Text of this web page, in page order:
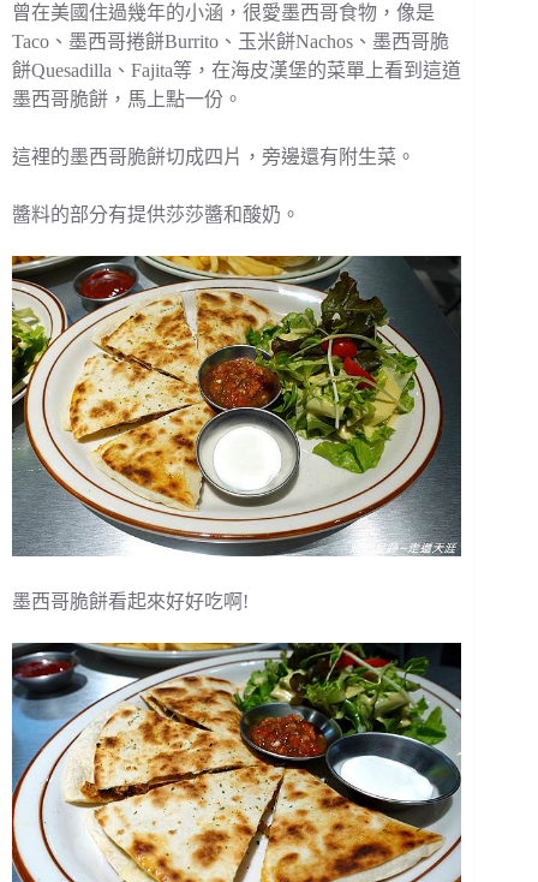
曾在美國住過幾年的小涵，很愛墨西哥食物，像是
Taco、墨西哥捲餅Burrito、玉米餅Nachos、墨西哥脆
餅Quesadilla、Fajita等，在海皮漢堡的菜單上看到這道
墨西哥脆餅，馬上點一份。
這裡的墨西哥脆餅切成四片，旁邊還有附生菜。
醬料的部分有提供莎莎醬和酸奶。
墨西哥脆餅看起來好好吃啊!